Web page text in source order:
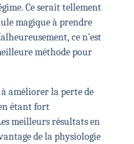
Ce serait tellement
magique à prendre
ce n'est
méthode pour
améliorer la perte de
étant fort
meilleurs résultats en
de la physiologie